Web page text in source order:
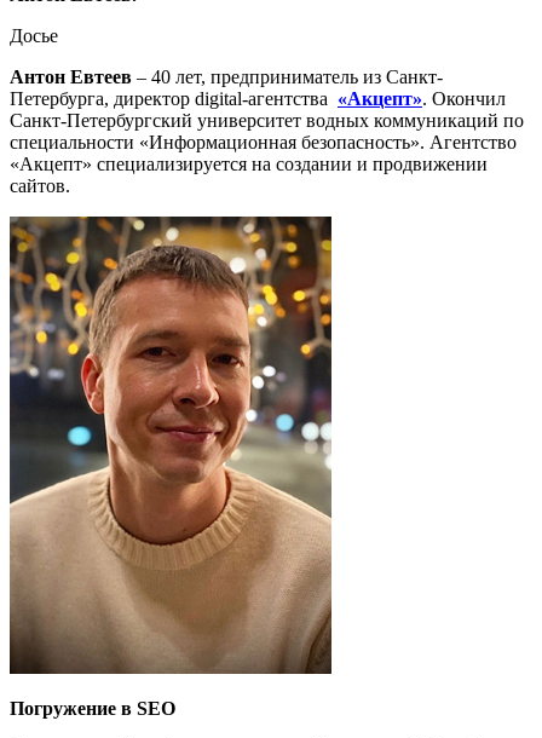
Досье
Антон Евтеев – 40 лет, предприниматель из Санкт-
Петербурга, директор digital-агентства «Акцепт». Окончил
Санкт-Петербургский университет водных коммуникаций по
специальности «Информационная безопасность». Агентство
«Акцепт» специализируется на создании и продвижении
сайтов.
Погружение в SEO